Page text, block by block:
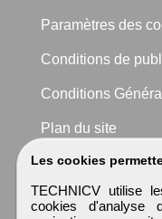
Les cookies
TECHNICV utilise
cookies d'analyse
Paramètres des
Conditions de
Conditions
Plan du site